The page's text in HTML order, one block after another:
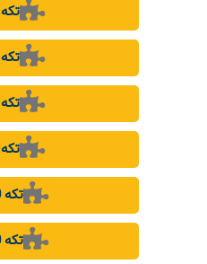
6000 تکه
7000 تکه
8000 تکه
9000 تکه
12000 تکه
13500 تکه